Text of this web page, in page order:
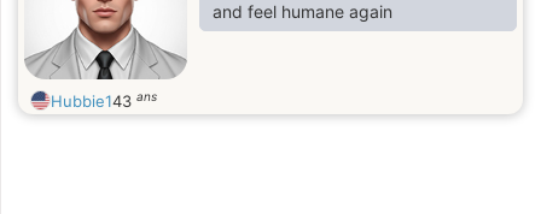
and feel humane again
Hubbie143 ans